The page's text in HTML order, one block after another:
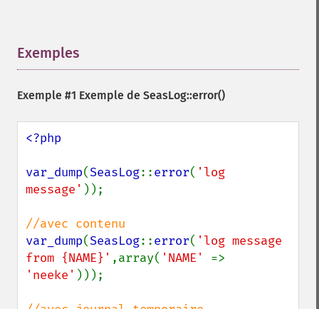
Exemples
Exemple #1 Exemple de SeasLog::error()
<?php
var_dump(SeasLog::error( 'log
message' ));
var_dump(SeasLog::error( 'log message
from {NAME}' ,array( 'NAME'
'neeke' )));